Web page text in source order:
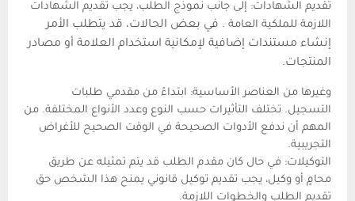
تقديم الشهادات: إلى جانب نموذج الطلب، يجب تقديم الشهادات
اللازمة للملكية العامة . في بعض الحالات، قد يتطلب الأمر
إنشاء مستندات إضافية لإمكانية استخدام العلامة أو مصادر
المنتجات.
وغيرها من العناصر الأساسية: ابتداءً من مقدمي طلبات
التسجيل. تختلف التأثيرات حسب النوع وعدد الأنواع المختلفة. من
المهم أن ندفع الأدوات الصحيحة في الوقت الصحيح للأغراض
التجريبية.
التوكيلات: في حال كان مقدم الطلب قد يتم تمثيله عن طريق
محامٍ أو وكيل، يجب تقديم توكيل قانوني يمنح هذا الشخص حق
تقديم الطلب والخطوات اللازمة.